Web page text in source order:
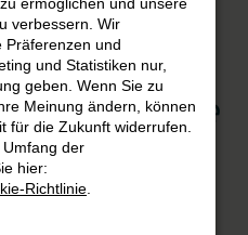
– die
für
verbessern. Wir
Präferenzen und
und Statistiken nur,
geben. Wenn Sie zu
Meinung ändern, können
für die Zukunft widerrufen.
der
hier:
Richtlinie